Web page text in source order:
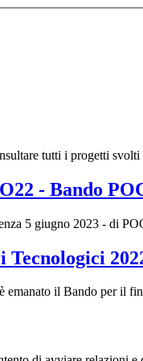
tutti i progetti
- Bando
5 giugno 2023 - di
emanato il Bando per il